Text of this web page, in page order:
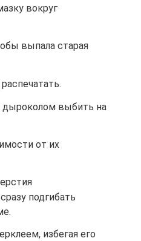
вокруг
выпала старая
дыроколом выбить на
от их
подгибать
избегая его